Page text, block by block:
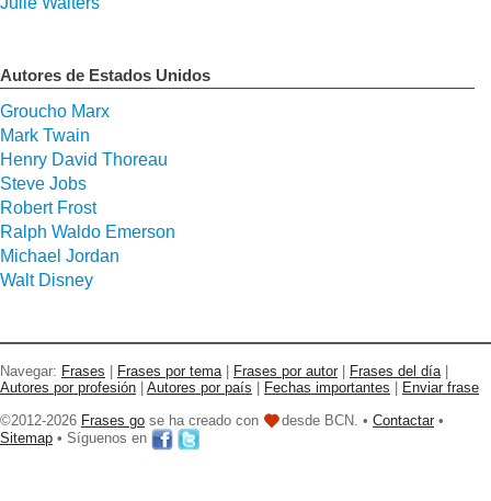
Autores de Estados Unidos
Groucho Marx
Mark Twain
Henry David Thoreau
Steve Jobs
Robert Frost
Ralph Waldo Emerson
Michael Jordan
Walt Disney
Navegar: Frases Frases por tema| Frases por autor Frases del día|
Autores por profesión
Autores por país Fechas importantes
Enviar frase
©2012-2026 Frases go se ha creado con desde BCN. • Contactar •
Sitemap • Síguenos en